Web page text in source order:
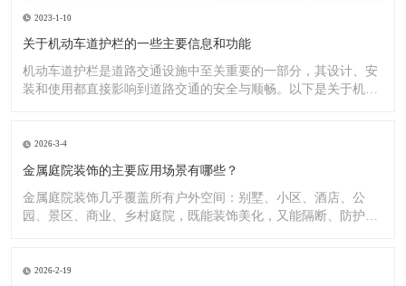
2023-1-10
关于机动车道护栏的一些主要信息和功能
机动车道护栏是道路交通设施中至关重要的一部分，其设计、安
装和使用都直接影响到道路交通的安全与顺畅。以下是关于机动
2026-3-4
金属庭院装饰的主要应用场景有哪些？
金属庭院装饰几乎覆盖所有户外空间：别墅、小区、酒店、公
园、景区、商业、乡村庭院，既能装饰美化，又能隔断、防护、
2026-2-19